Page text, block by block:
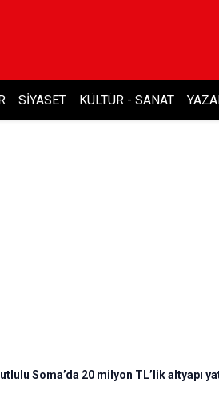
SIYASET KÜLTÜR - SANAT
Soma’da 20 milyon TL’lik altyapı